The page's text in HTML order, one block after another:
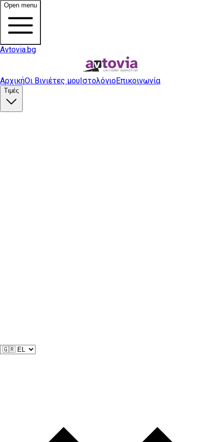
Open menu
Avtovia.bg
ΑρχικήΟι Βινιέτες μουΙστολόγιοΕπικοινωνία
Τιμές